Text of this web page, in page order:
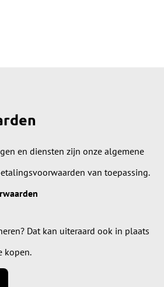
en diensten zijn onze algemene
van toepassing.
Dat kan uiteraard ook in plaats
kopen.